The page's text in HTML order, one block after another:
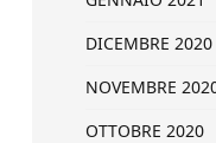
DICEMBRE 2020
NOVEMBRE
OTTOBRE 2020